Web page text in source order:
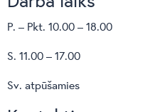
P. – Pkt. 10.00 – 18.00
S. 11.00 – 17.00
Sv. atpūšamies